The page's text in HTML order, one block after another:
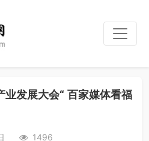
发展大会“ 百家媒体看福
1496